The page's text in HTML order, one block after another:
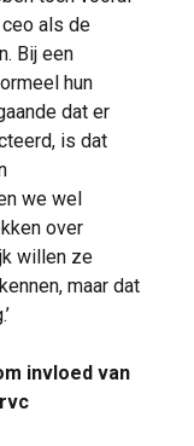
als de
Bij een
hun
dat er
is dat
we wel
over
willen ze
maar dat
invloed van